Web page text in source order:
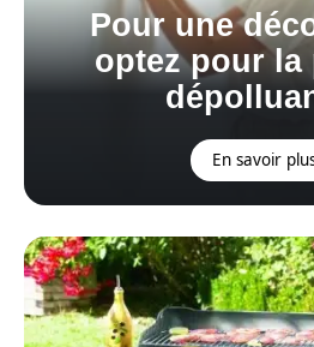
Pour une
optez pour la
En savoir